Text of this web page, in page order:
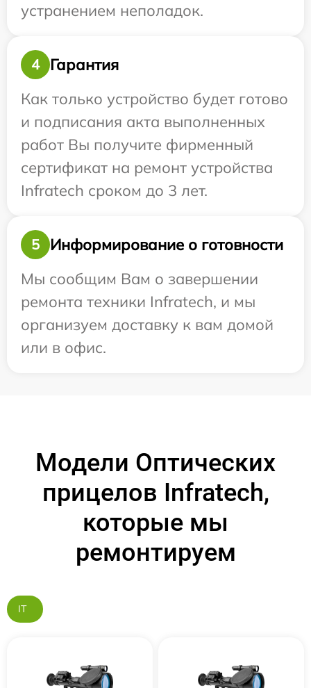
устранением неполадок.
4
Гарантия
Как только устройство будет готово
и подписания акта выполненных
работ Вы получите фирменный
сертификат на ремонт устройства
Infratech сроком до 3 лет.
5
Информирование о готовности
Мы сообщим Вам о завершении
ремонта техники Infratech, и мы
организуем доставку к вам домой
или в офис.
Модели Оптических
прицелов Infratech,
которые мы
ремонтируем
IT